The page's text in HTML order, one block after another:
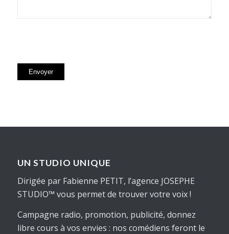
UN STUDIO UNIQUE
Dirigée par Fabienne PETIT, l’agence JOSEPHE
STUDIO™ vous permet de trouvervotre voix !
Campagne radio, promotion, publicité, donnez
libre cours à vos envies : nos comédiens feront le